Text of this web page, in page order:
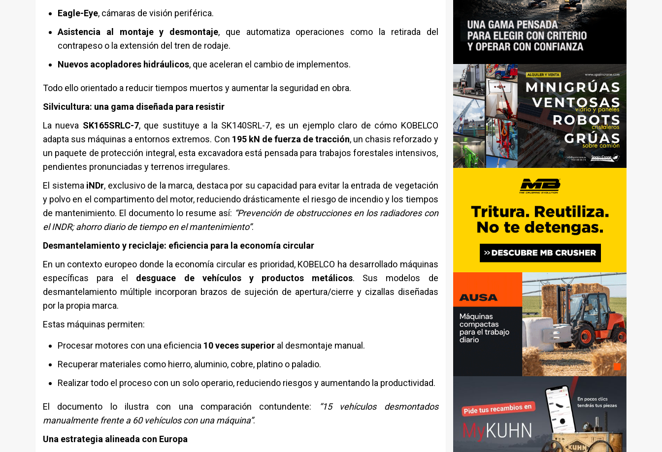
Eagle-Eye, cámaras de visión periférica.
Asistencia al montaje y desmontaje, que automatiza operaciones como la retirada del
contrapeso o la extensión del tren de rodaje.
Nuevos acopladores hidráulicos, que aceleran el cambio de implementos.
Todo ello orientado a reducir tiempos muertos y aumentar la seguridad en obra.
Silvicultura: una gama diseñada para resistir
La nueva SK165SRLC-7, que sustituye a la SK140SRL-7, es un ejemplo claro de cómo KOBELCO
adapta sus máquinas a entornos extremos. Con 195 kN de fuerza de tracción, un chasis reforzado y
un paquete de protección integral, esta excavadora está pensada para trabajos forestales intensivos,
pendientes pronunciadas y terrenos irregulares.
El sistema iNDr, exclusivo de la marca, destaca por su capacidad para evitar la entrada de vegetación
y polvo en el compartimento del motor, reduciendo drásticamente el riesgo de incendio y los tiempos
de mantenimiento. El documento lo resume así: “Prevención de obstrucciones en los radiadores con
el INDR; ahorro diario de tiempo en el mantenimiento”.
Desmantelamiento y reciclaje: eficiencia para la economía circular
En un contexto europeo donde la economía circular es prioridad, KOBELCO ha desarrollado máquinas
específicas para el desguace de vehículos y productos metálicos. Sus modelos de
desmantelamiento múltiple incorporan brazos de sujeción de apertura/cierre y cizallas diseñadas
por la propia marca.
Estas máquinas permiten:
Procesar motores con una eficiencia 10 veces superior al desmontaje manual.
Recuperar materiales como hierro, aluminio, cobre, platino o paladio.
Realizar todo el proceso con un solo operario, reduciendo riesgos y aumentando la productividad.
El documento lo ilustra con una comparación contundente:
“15 vehículos desmontados
manualmente frente a 60 vehículos con una máquina”.
Una estrategia alineada con Europa